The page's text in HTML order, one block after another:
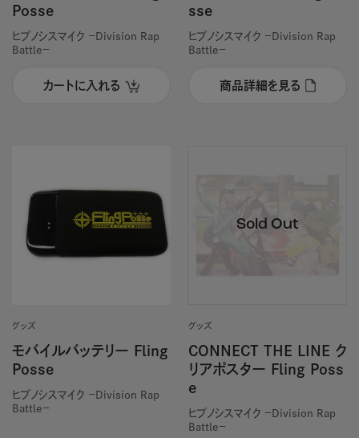
Posse
ヒプノシスマイク －Division Rap
Battle－
カートに入れる
sse
ヒプノシスマイク －Division Rap
Battle－
商品詳細を見る
グッズ
モバイルバッテリー Fling
Posse
ヒプノシスマイク －Division Rap
Battle－
グッズ
CONNECT THE LINE ク
リアポスター Fling Poss
e
ヒプノシスマイク －Division Rap
Battle－